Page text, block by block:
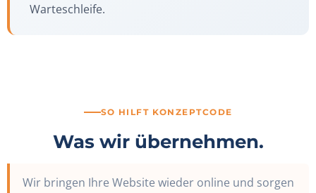
Warteschleife.
SO HILFT KONZEPTCODE
Was wir übernehmen.
Wir bringen Ihre Website wieder online und sorgen